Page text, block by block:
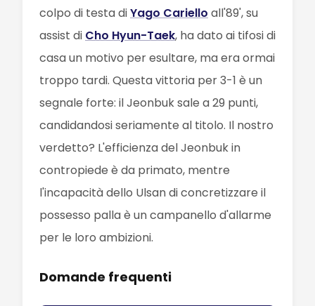
colpo di testa diYago Cariello all'89', su
assist di Cho Hyun-Taek, ha dato ai tifosi di
casa un motivo per esultare, ma era ormai
troppo tardi. Questa vittoria per 3-1 è un
segnale forte: il Jeonbuk sale a 29 punti,
candidandosi seriamente al titolo. Il nostro
verdetto? L'efficienza del Jeonbuk in
contropiede è da primato, mentre
l'incapacità dello Ulsan di concretizzare il
possesso palla è un campanello d'allarme
per le loro ambizioni.
Domande frequenti